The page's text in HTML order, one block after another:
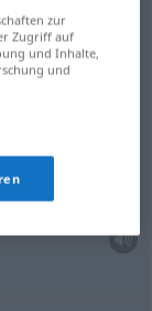
zur
Zugriff auf
und Inhalte,
und